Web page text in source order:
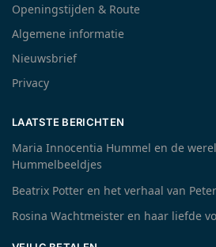
Openingstijden & Route
Algemene informatie
Nieuwsbrief
Privacy
LAATSTE BERICHTEN
Maria Innocentia Hummel en de
Hummelbeeldjes
Beatrix Potter en het verhaal van
Rosina Wachtmeister en haar liefde